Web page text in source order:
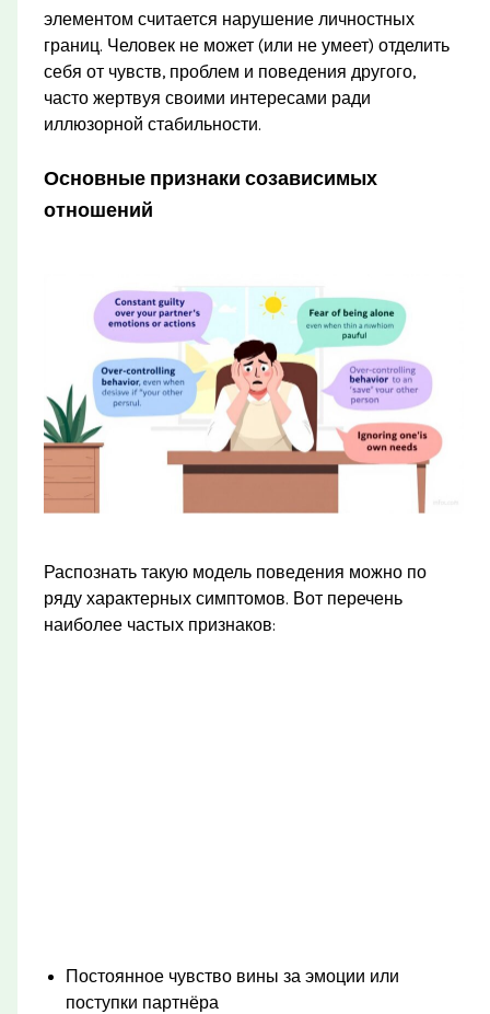
элементом считается нарушение личностных
границ. Человек не может (или не умеет) отделить
себя от чувств, проблем и поведения другого,
часто жертвуя своими интересами ради
иллюзорной стабильности.
Основные признаки созависимых
отношений
Распознать такую модель поведения можно по
ряду характерных симптомов. Вот перечень
наиболее частых признаков:
Постоянное чувство вины за эмоции или
поступки партнёра